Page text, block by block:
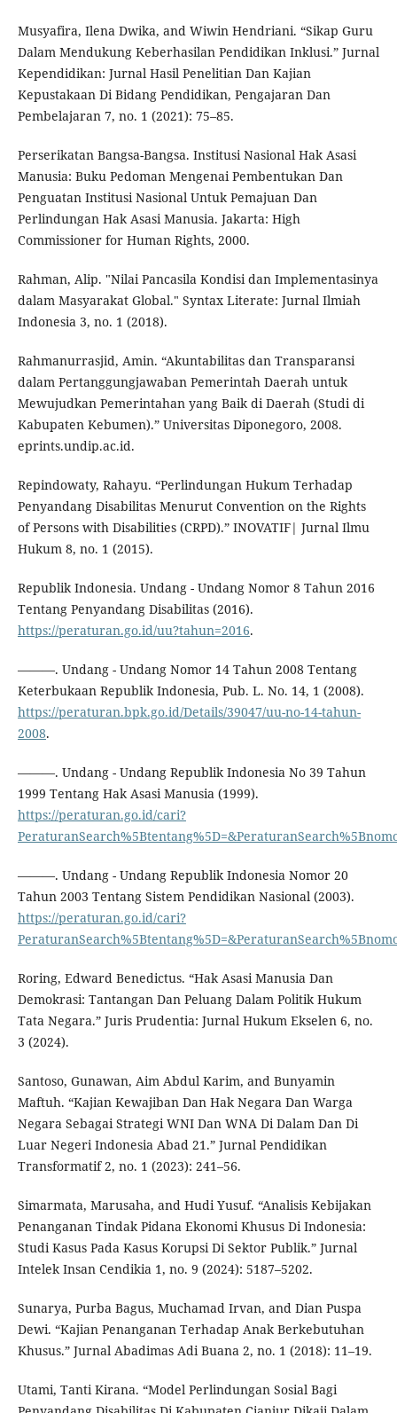
Musyafira, Ilena Dwika, and Wiwin Hendriani. “Sikap Guru
Dalam Mendukung Keberhasilan Pendidikan Inklusi.” Jurnal
Kependidikan: Jurnal Hasil Penelitian Dan Kajian
Kepustakaan Di Bidang Pendidikan, Pengajaran Dan
Pembelajaran 7, no. 1 (2021): 75–85.
Perserikatan Bangsa-Bangsa. Institusi Nasional Hak Asasi
Manusia: Buku Pedoman Mengenai Pembentukan Dan
Penguatan Institusi Nasional Untuk Pemajuan Dan
Perlindungan Hak Asasi Manusia. Jakarta: High
Commissioner for Human Rights, 2000.
Rahman, Alip. "Nilai Pancasila Kondisi dan Implementasinya
dalam Masyarakat Global." Syntax Literate: Jurnal Ilmiah
Indonesia 3, no. 1 (2018).
Rahmanurrasjid, Amin. “Akuntabilitas dan Transparansi
dalam Pertanggungjawaban Pemerintah Daerah untuk
Mewujudkan Pemerintahan yang Baik di Daerah (Studi di
Kabupaten Kebumen).” Universitas Diponegoro, 2008.
eprints.undip.ac.id.
Repindowaty, Rahayu. “Perlindungan Hukum Terhadap
Penyandang Disabilitas Menurut Convention on the Rights
of Persons with Disabilities (CRPD).” INOVATIF| Jurnal Ilmu
Hukum 8, no. 1 (2015).
Republik Indonesia. Undang - Undang Nomor 8 Tahun 2016
Tentang Penyandang Disabilitas (2016).
https://peraturan.go.id/uu?tahun=2016.
———. Undang - Undang Nomor 14 Tahun 2008 Tentang
Keterbukaan Republik Indonesia, Pub. L. No. 14, 1 (2008).
https://peraturan.bpk.go.id/Details/39047/uu-no-14-tahun-
2008.
———. Undang - Undang Republik Indonesia No 39 Tahun
1999 Tentang Hak Asasi Manusia (1999).
https://peraturan.go.id/cari?
———. Undang - Undang Republik Indonesia Nomor 20
Tahun 2003 Tentang Sistem Pendidikan Nasional (2003).
https://peraturan.go.id/cari?
Roring, Edward Benedictus. “Hak Asasi Manusia Dan
Demokrasi: Tantangan Dan Peluang Dalam Politik Hukum
Tata Negara.” Juris Prudentia: Jurnal Hukum Ekselen 6, no.
3 (2024).
Santoso, Gunawan, Aim Abdul Karim, and Bunyamin
Maftuh. “Kajian Kewajiban Dan Hak Negara Dan Warga
Negara Sebagai Strategi WNI Dan WNA Di Dalam Dan Di
Luar Negeri Indonesia Abad 21.” Jurnal Pendidikan
Transformatif 2, no. 1 (2023): 241–56.
Simarmata, Marusaha, and Hudi Yusuf. “Analisis Kebijakan
Penanganan Tindak Pidana Ekonomi Khusus Di Indonesia:
Studi Kasus Pada Kasus Korupsi Di Sektor Publik.” Jurnal
Intelek Insan Cendikia 1, no. 9 (2024): 5187–5202.
Sunarya, Purba Bagus, Muchamad Irvan, and Dian Puspa
Dewi. “Kajian Penanganan Terhadap Anak Berkebutuhan
Khusus.” Jurnal Abadimas Adi Buana 2, no. 1 (2018): 11–19.
Utami, Tanti Kirana. “Model Perlindungan Sosial Bagi